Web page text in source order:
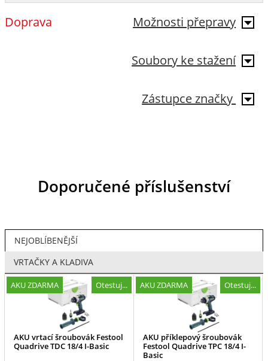
Možnosti přepravy
Doprava
Soubory ke stažení
Zástupce značky
Doporučené příslušenství
NEJOBLÍBENĚJŠÍ
VRTAČKY A KLADIVA
AKU ZDARMA Otestuj...
AKU vrtací šroubovák Festool
Quadrive TDC 18/4 I-Basic
AKU ZDARMA Otestuj...
AKU příklepový šroubovák
Festool Quadrive TPC 18/4 I-
Basic